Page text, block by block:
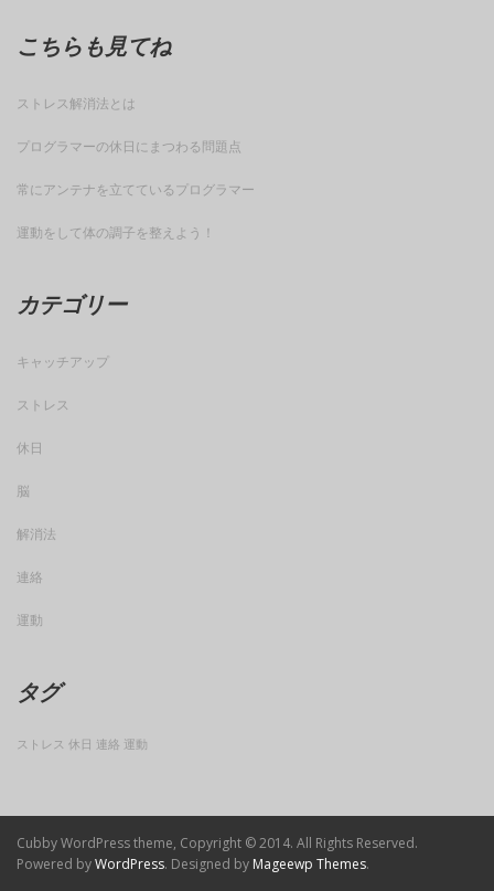
こちらも見てね
ストレス解消法とは
プログラマーの休日にまつわる問題点
常にアンテナを立てているプログラマー
運動をして体の調子を整えよう！
カテゴリー
キャッチアップ
ストレス
休日
脳
解消法
連絡
運動
タグ
ストレス 休日 連絡 運動
Cubby WordPress theme, Copyright © 2014. All Rights Reserved.
Powered byWordPress. Designed by Mageewp Themes.